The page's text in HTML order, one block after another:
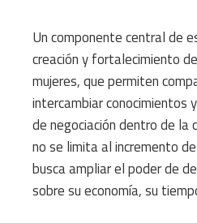
Un componente central de
creación y fortalecimiento
mujeres, que permiten
intercambiar conocimientos
de negociación dentro de la
no se limita al incremento
busca ampliar el poder de
sobre su economía, su